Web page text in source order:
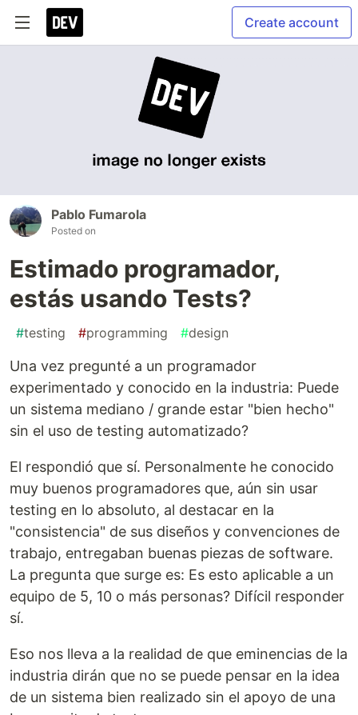
Create account
Pablo Fumarola
Posted on
Estimado programador,
estás usando Tests?
#testing #programming #design
Una vez pregunté a un programador
experimentado y conocido en la industria: Puede
un sistema mediano / grande estar "bien hecho"
sin el uso de testing automatizado?
El respondió que sí. Personalmente he conocido
muy buenos programadores que, aún sin usar
testing en lo absoluto, al destacar en la
"consistencia" de sus diseños y convenciones de
trabajo, entregaban buenas piezas de software.
La pregunta que surge es: Es esto aplicable a un
equipo de 5, 10 o más personas? Difícil responder
sí.
Eso nos lleva a la realidad de que eminencias de la
industria dirán que no se puede pensar en la idea
de un sistema bien realizado sin el apoyo de una